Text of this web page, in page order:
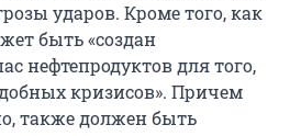
ударов. Кроме того, как
быть «создан
нефтепродуктов для того,
кризисов». Причем
также должен быть